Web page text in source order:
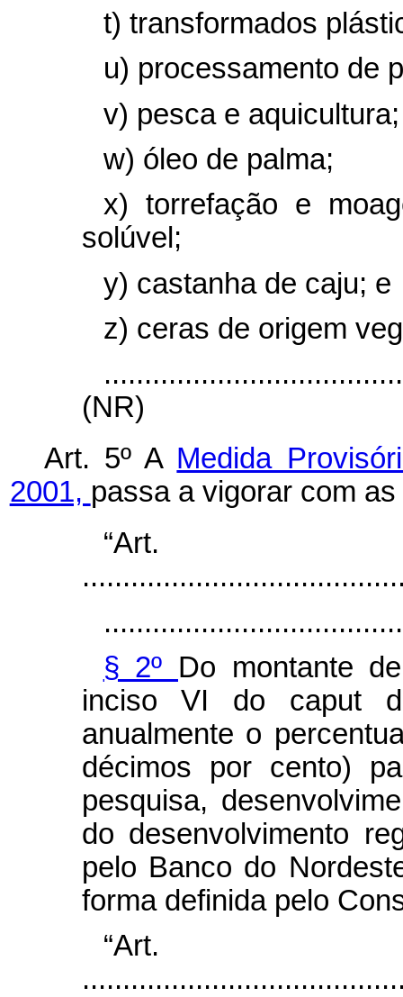
t) transformados
u) processamento de
v) pesca e aquicultura;
w) óleo de palma;
x) torrefação e
solúvel;
y) castanha de caju; e
z) ceras de origem
(NR)
Art. 5º A Medida
2001, passa a vigorar com
§ 2º Do montante
inciso VI do caput
anualmente o
décimos por cento)
pesquisa,
do desenvolvimento
pelo Banco do
forma definida pelo